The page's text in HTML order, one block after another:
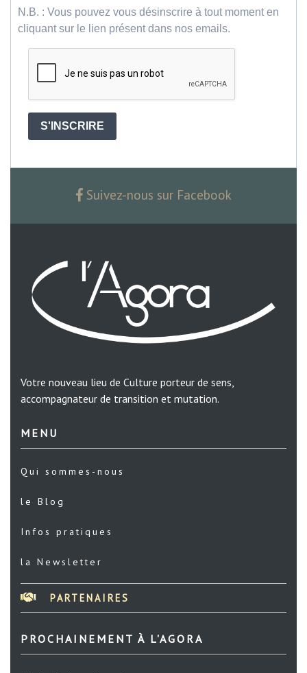
N.B. : Vous pouvez vous désinscrire à tout moment en
cliquant sur le lien présent dans nos emails.
S'INSCRIRE
Suivez-nous sur Facebook
Votre nouveau lieu de Culture porteur de sens,
accompagnateur de transition et mutation.
MENU
Qui sommes-nous
le Blog
Infos pratiques
la Newsletter
PARTENAIRES
PROCHAINEMENT À L'AGORA